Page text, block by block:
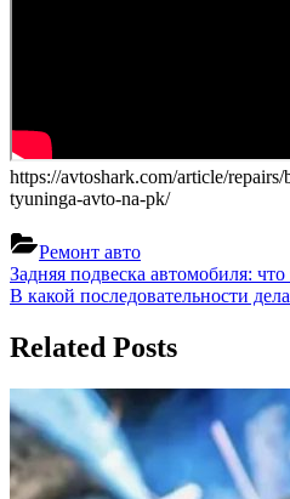
https://avtoshark.com/article/
tyuninga-avto-na-pk/
Ремонт авто
Навигация
по
записям
Previous
Post:
Задняя подвеска автомобиля:
Next
В какой последовательности
Related Posts